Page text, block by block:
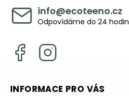
info@ecoteeno.cz
Odpovídáme do 24 hodin
INFORMACE PRO VÁS